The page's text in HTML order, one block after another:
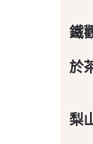
鐵
於
梨